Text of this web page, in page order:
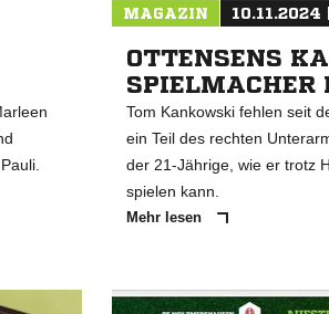
MAGAZIN 10.11.2024
OTTENSENS
SPIELMACHER
Tom Kankowski fehlen seit
ein Teil des rechten
der 21-Jährige, wie er trotz
spielen kann.
Mehr lesen